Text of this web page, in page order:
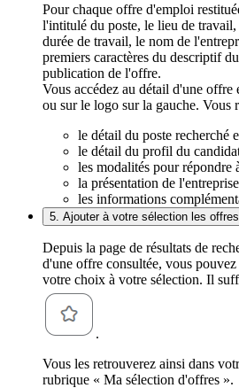
Pour chaque offre d'emploi
l'intitulé du poste, le lieu de
durée de travail, le nom de
premiers caractères du descriptif
publication de l'offre.
Vous accédez au détail d'une
ou sur le logo sur la gauche. Vous
le détail du poste recherché
le détail du profil du
les modalités pour répondre
la présentation de
les informations
5. Ajouter à votre sélection les
Depuis la page de résultats de
d'une offre consultée, vous
votre choix à votre sélection. Il
.
Vous les retrouverez ainsi dans
rubrique « Ma sélection d'offres ».